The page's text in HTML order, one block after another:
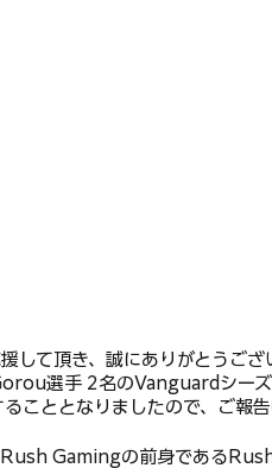
て頂き、誠にありがとうござ
選手 2名のVanguardシー
こととなりましたので、ご報告
Gamingの前身である